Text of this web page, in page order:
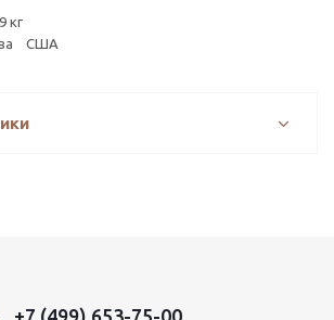
кг
США